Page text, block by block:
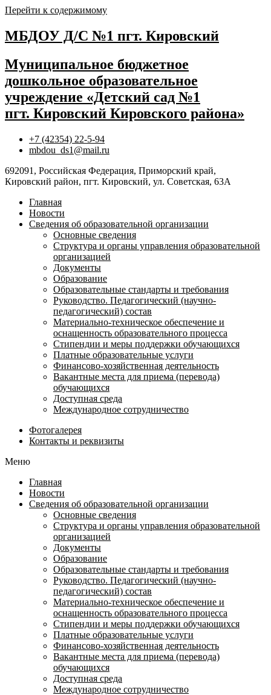
Перейти к содержимому
МБДОУ Д/С №1 пгт. Кировский
Муниципальное бюджетное
дошкольное образовательное
учреждение «Детский сад №1
пгт. Кировский Кировского района»
+7 (42354) 22-5-94
mbdou_ds1@mail.ru
692091, Российская Федерация, Приморский край,
Кировский район, пгт. Кировский, ул. Советская, 63А
Главная
Новости
Сведения об образовательной организации
Основные сведения
Структура и органы управления образовательной
организацией
Документы
Образование
Образовательные стандарты и требования
Руководство. Педагогический (научно-
педагогический) состав
Материально-техническое обеспечение и
оснащенность образовательного процесса
Стипендии и меры поддержки обучающихся
Платные образовательные услуги
Финансово-хозяйственная деятельность
Вакантные места для приема (перевода)
обучающихся
Доступная среда
Международное сотрудничество
Фотогалерея
Контакты и реквизиты
Меню
Главная
Новости
Сведения об образовательной организации
Основные сведения
Структура и органы управления образовательной
организацией
Документы
Образование
Образовательные стандарты и требования
Руководство. Педагогический (научно-
педагогический) состав
Материально-техническое обеспечение и
оснащенность образовательного процесса
Стипендии и меры поддержки обучающихся
Платные образовательные услуги
Финансово-хозяйственная деятельность
Вакантные места для приема (перевода)
обучающихся
Доступная среда
Международное сотрудничество